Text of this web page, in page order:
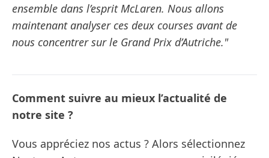
ensemble dans l’esprit McLaren. Nous allons
maintenant analyser ces deux courses avant de
nous concentrer sur le Grand Prix d’Autriche."
Comment suivre au mieux l’actualité de
notre site ?
Vous appréciez nos actus ? Alors sélectionnez